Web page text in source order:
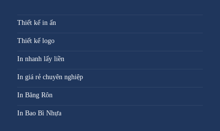
Thiết kế in ấn
Thiết kế logo
In nhanh lấy liền
In giá rẻ chuyên nghiệp
In Băng Rôn
In Bao Bì Nhựa